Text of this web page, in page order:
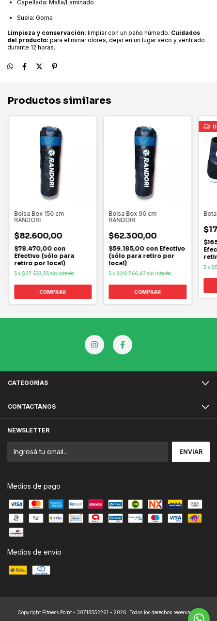
Capellada: Malla/Laminado
Suela: Goma
Limpieza y conservación: limpiar con un paño húmedo. Cuidados
del producto: para eliminar olores, dejar en un lugar seco y ventilado
durante 12 horas.
Productos similares
Bolsa Box 150 cm -
RANDORI
$82.600,00
$78.470,00 con
Efectivo (sólo para
retiro por local)
3x $27.533,33sin interés
Bolsa Box 90 cm -
RANDORI
$62.300,00
$59.185,00 con Efectivo
(sólo para retiro por
local)
3x $20.766,67sin interés
3x
CATEGORÍAS
CONTACTANOS
NEWSLETTER
Medios de pago
Medios de envío
Copyright Fitness Point - 30718552261 - 2026. Todos los derechos reservados.